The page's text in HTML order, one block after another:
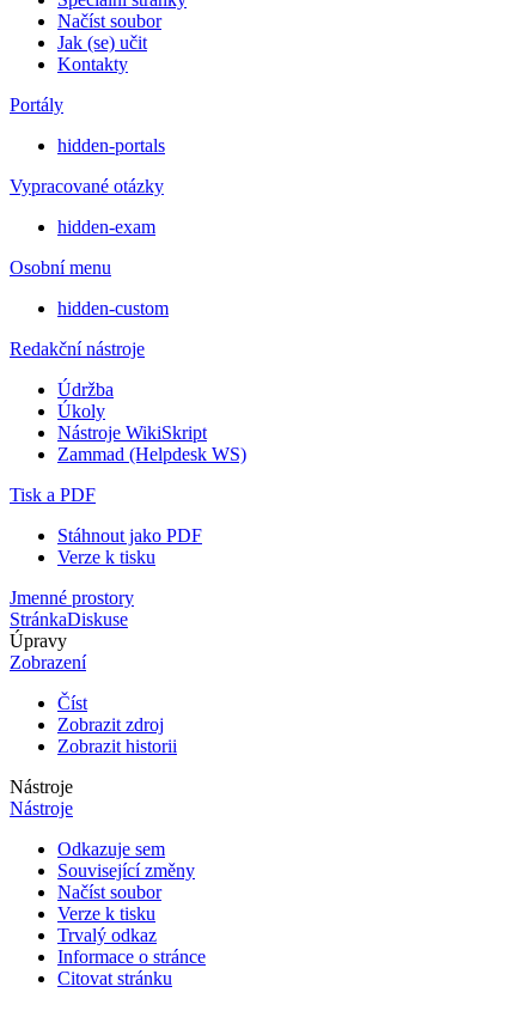
Načíst soubor
Jak (se) učit
Kontakty
Portály
hidden-portals
Vypracované otázky
hidden-exam
Osobní menu
hidden-custom
Redakční nástroje
Údržba
Úkoly
Nástroje WikiSkript
Zammad (Helpdesk WS)
Tisk a PDF
Stáhnout jako PDF
Verze k tisku
Jmenné prostory
StránkaDiskuse
Úpravy
Zobrazení
Číst
Zobrazit zdroj
Zobrazit historii
Nástroje
Nástroje
Odkazuje sem
Související změny
Načíst soubor
Verze k tisku
Trvalý odkaz
Informace o stránce
Citovat stránku